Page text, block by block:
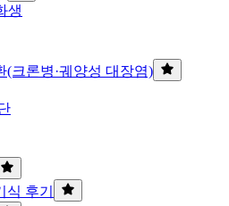
생
(크론병·궤양성 대장염)
후기